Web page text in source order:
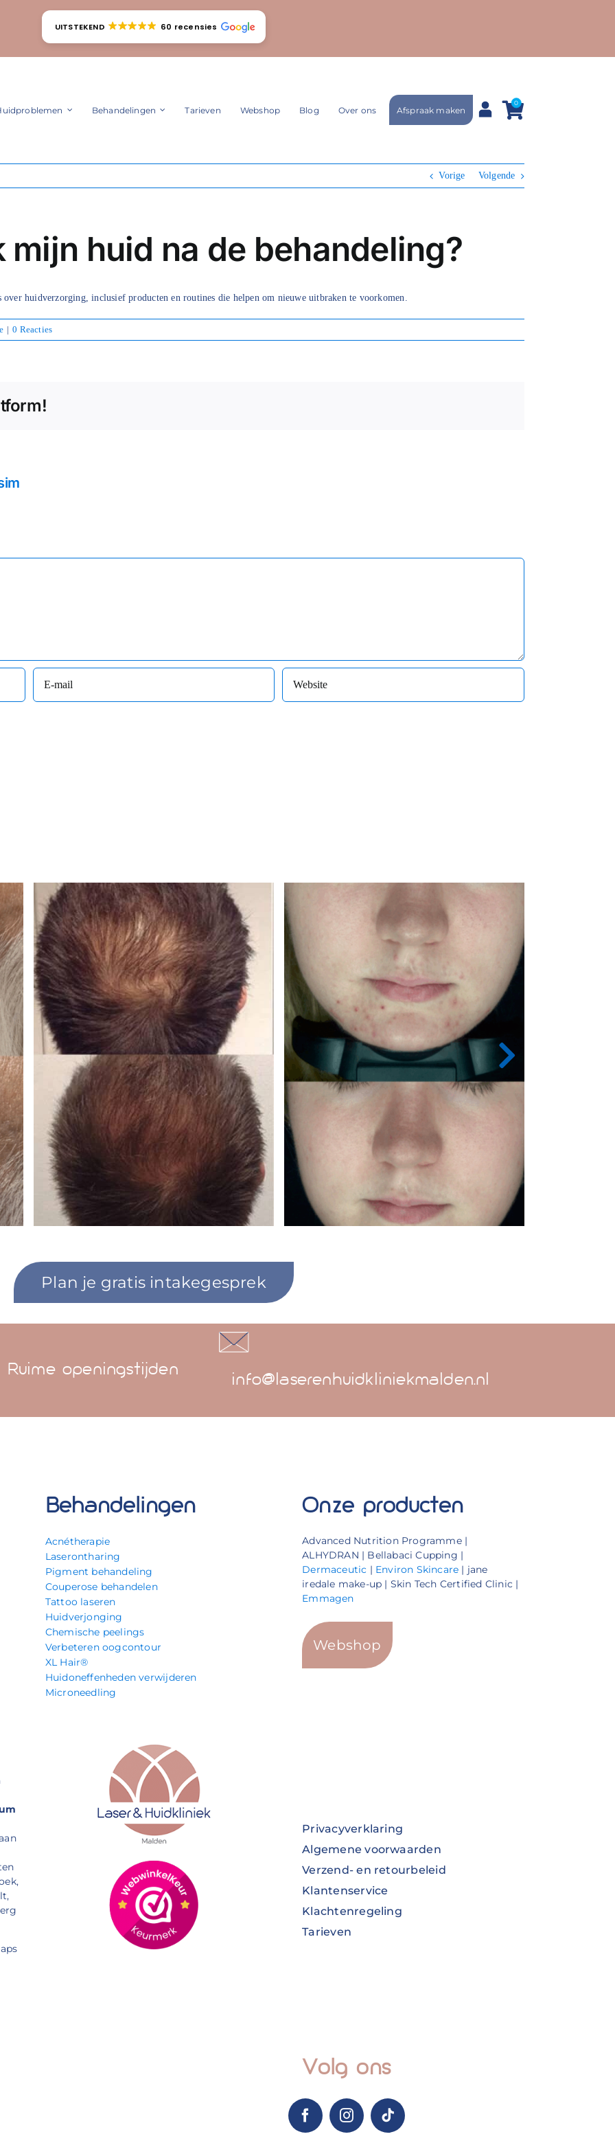
UITSTEKEND 60 recensies
Behandelingen Tarieven Webshop Blog Over ons Afspraak maken
0
Vorige Volgende
mijn huid na de behandeling?
huidverzorging, inclusief producten en routines die helpen om nieuwe uitbraken te voorkomen.
| 0 Reacties
Plan je gratis intakegesprek
Ruime openingstijden info@laserenhuidkliniekmalden.nl
Behandelingen
Acnétherapie
Laserontharing
Pigment behandeling
Couperose behandelen
Tattoo laseren
Huidverjonging
Chemische peelings
Verbeteren oogcontour
XL Hair®
Huidoneffenheden verwijderen
Microneedling
Onze producten
Advanced Nutrition Programme |
ALHYDRAN | Bellabaci Cupping |
Dermaceutic | Environ Skincare | jane
iredale make-up | Skin Tech Certified Clinic |
Emmagen
Webshop
Privacyverklaring
Algemene voorwaarden
Verzend- en retourbeleid
Klantenservice
Klachtenregeling
Tarieven
Volg ons